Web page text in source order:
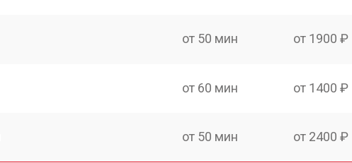
от 50 мин от 1900 ₽
от 60 мин от 1400 ₽
от 50 мин от 2400 ₽